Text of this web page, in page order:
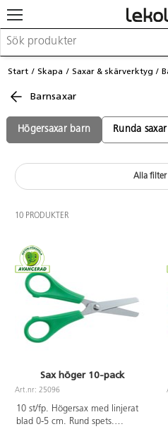
Möbler & inredning
Skapa
Lära
Barnvagnar & småbarnsartiklar
Kontakta Lekolar
Start Skapa Saxar & skärverktyg
Barnsaxar
Högersaxar barn Runda saxar
Alla filter
10 PRODUKTER
Sax höger 10-pack
Art.nr: 25096
10 st/fp. Högersax med linjerat
blad 0-5 cm. Rund spets.